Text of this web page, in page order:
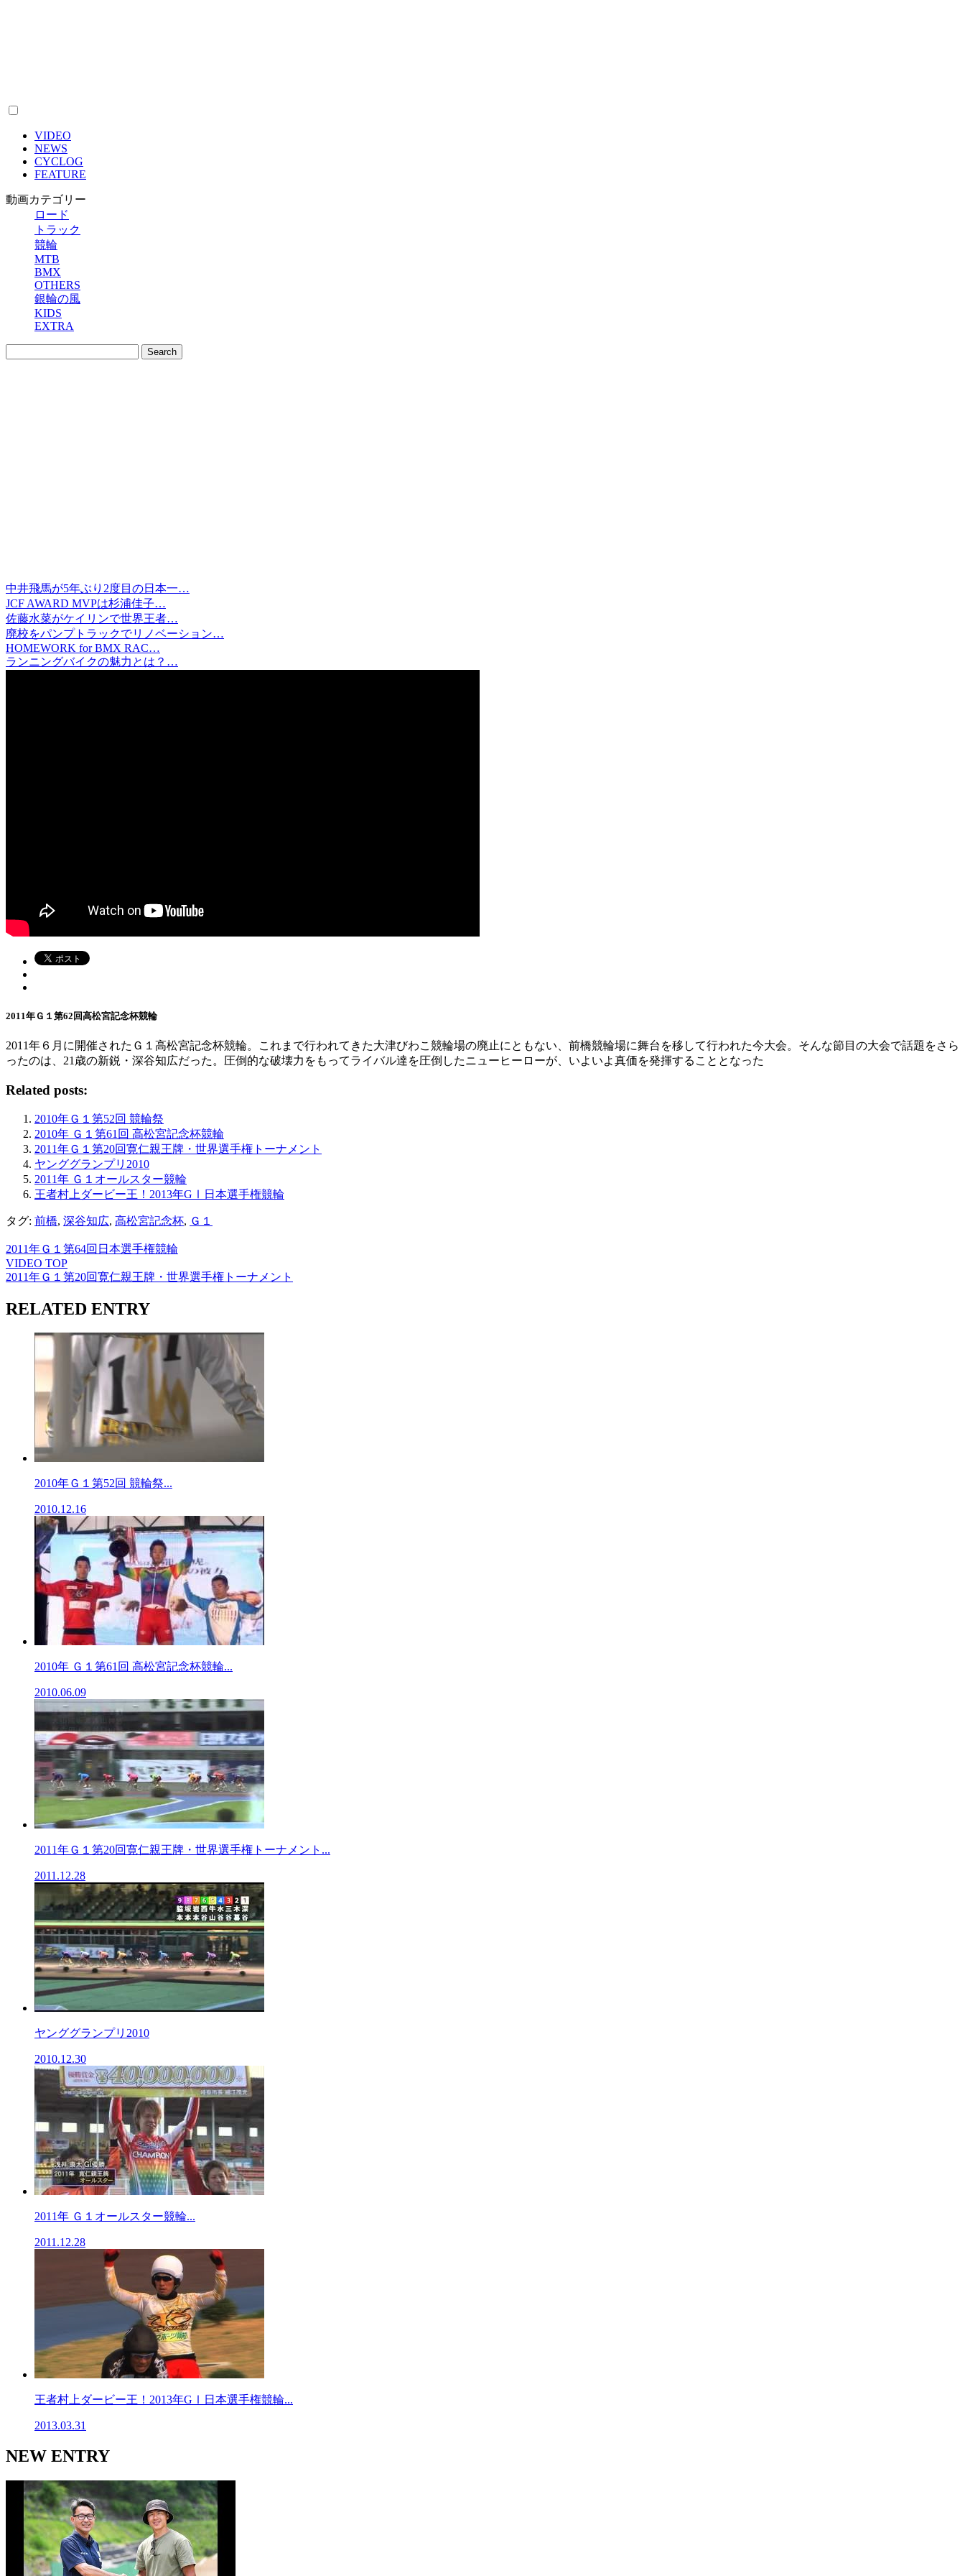
VIDEO
NEWS
CYCLOG
FEATURE
動画カテゴリー
ロード
トラック
競輪
MTB
BMX
OTHERS
銀輪の風
KIDS
EXTRA
中井飛馬が5年ぶり2度目の日本一…
JCF AWARD MVPは杉浦佳子…
佐藤水菜がケイリンで世界王者…
廃校をパンプトラックでリノベーション…
HOMEWORK for BMX RAC…
ランニングバイクの魅力とは？…
2011年Ｇ１第62回高松宮記念杯競輪
2011年６月に開催されたＧ１高松宮記念杯競輪。これまで行われてきた大津びわこ競輪場の廃止にともない、前橋競輪場に舞台を移して行われた今大会。そんな節目の大会で話題をさら
ったのは、21歳の新鋭・深谷知広だった。圧倒的な破壊力をもってライバル達を圧倒したニューヒーローが、いよいよ真価を発揮することとなった
Related posts:
2010年Ｇ１第52回 競輪祭
2010年 Ｇ１第61回 高松宮記念杯競輪
2011年Ｇ１第20回寛仁親王牌・世界選手権トーナメント
ヤンググランプリ2010
2011年 Ｇ１オールスター競輪
王者村上ダービー王！2013年GⅠ日本選手権競輪
タグ: 前橋, 深谷知広, 高松宮記念杯, Ｇ１
2011年Ｇ１第64回日本選手権競輪
VIDEO TOP
2011年Ｇ１第20回寛仁親王牌・世界選手権トーナメント
RELATED ENTRY
2010年Ｇ１第52回 競輪祭...
2010.12.16
2010年 Ｇ１第61回 高松宮記念杯競輪...
2010.06.09
2011年Ｇ１第20回寛仁親王牌・世界選手権トーナメント...
2011.12.28
ヤンググランプリ2010
2010.12.30
2011年 Ｇ１オールスター競輪...
2011.12.28
王者村上ダービー王！2013年GⅠ日本選手権競輪...
2013.03.31
NEW ENTRY